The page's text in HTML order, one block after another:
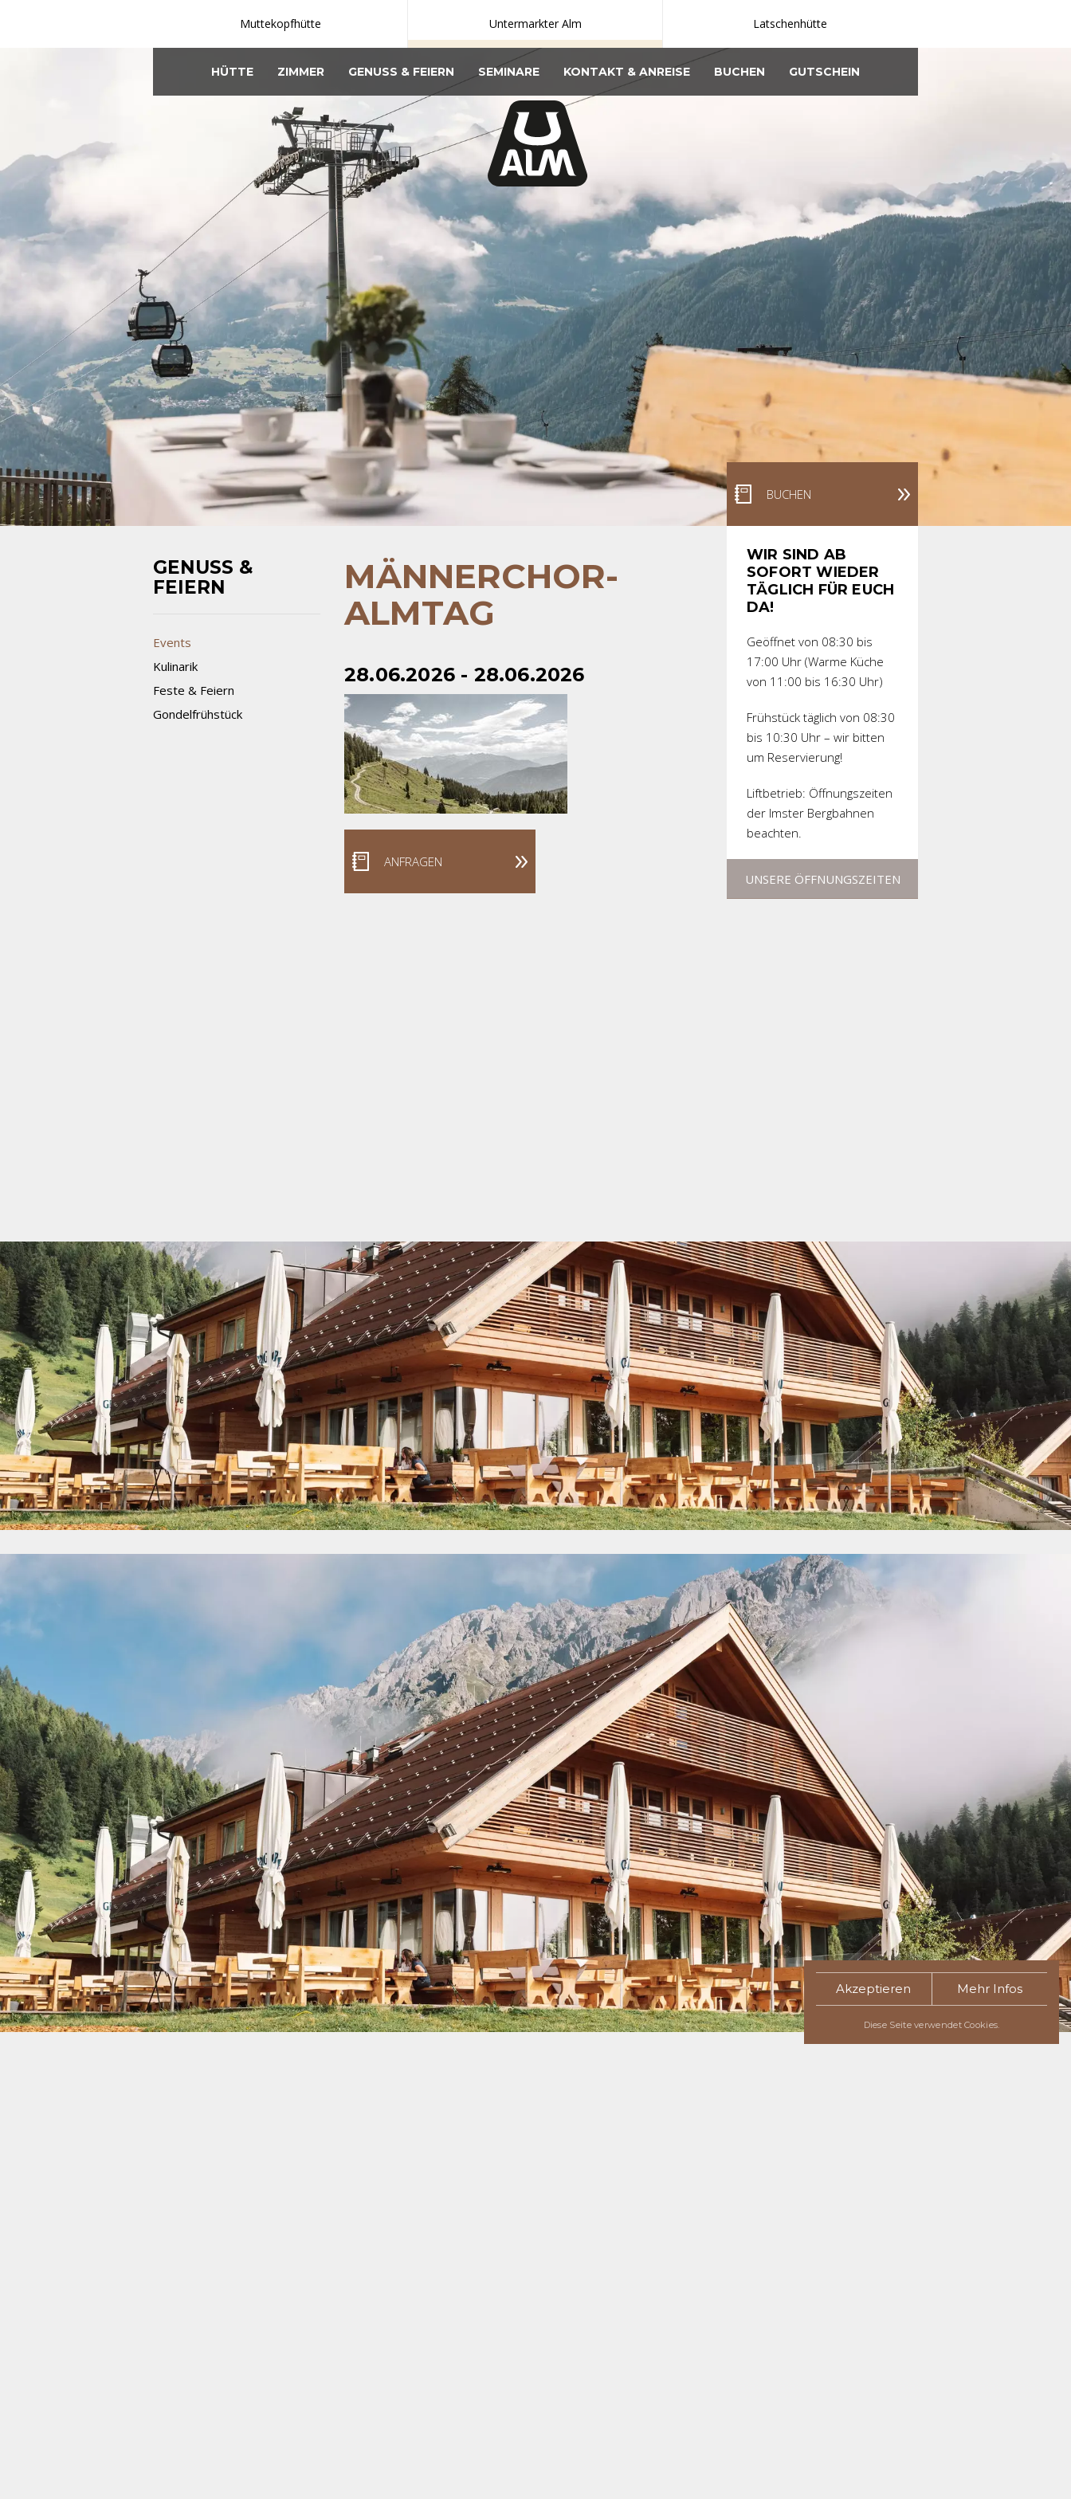
Muttekopfhütte Untermarkter Alm Latschenhütte
HÜTTE ZIMMER GENUSS & FEIERN SEMINARE KONTAKT & ANREISE BUCHEN GUTSCHEIN
BUCHEN
GENUSS &
FEIERN
Events
Kulinarik
Feste & Feiern
Gondelfrühstück
MÄNNERCHOR-
ALMTAG
28.06.2026 - 28.06.2026
ANFRAGEN
WIR SIND AB
SOFORT WIEDER
TÄGLICH FÜR EUCH
DA!
Geöffnet von 08:30 bis
17:00 Uhr (Warme Küche
von 11:00 bis 16:30 Uhr)
Frühstück täglich von 08:30
bis 10:30 Uhr – wir bitten
um Reservierung!
Liftbetrieb: Öffnungszeiten
der Imster Bergbahnen
beachten.
UNSERE ÖFFNUNGSZEITEN
Akzeptieren Mehr Infos
Diese Seite verwendet Cookies.